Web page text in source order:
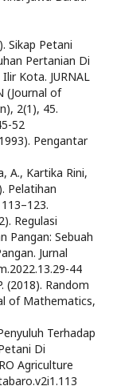
Sikap Petani
Pertanian Di
Kota. JURNAL
(Journal of
2(1), 45.
52
Pengantar
A., Kartika Rini,
Pelatihan
Regulasi
Pangan: Sebuah
Jurnal
44
(2018). Random
of Mathematics,
Terhadap
Di
Agriculture